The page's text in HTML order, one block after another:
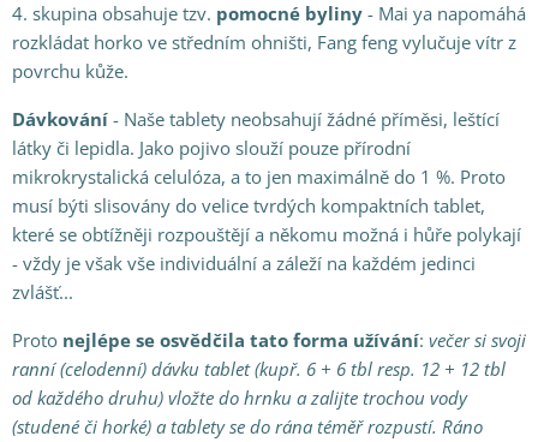
4. skupina obsahuje tzv. pomocné byliny - Mai ya napomáhá
rozkládat horko ve středním ohništi, Fang feng vylučuje vítr z
povrchu kůže.
Dávkování - Naše tablety neobsahují žádné příměsi, leštící
látky či lepidla. Jako pojivo slouží pouze přírodní
mikrokrystalická celulóza, a to jen maximálně do 1 %. Proto
musí býti slisovány do velice tvrdých kompaktních tablet,
které se obtížněji rozpouštějí a někomu možná i hůře polykají
- vždy je však vše individuální a záleží na každém jedinci
zvlášť...
Proto nejlépe se osvědčila tato forma užívání: večer si svoji
ranní (celodenní) dávku tablet (kupř. 6 + 6 tbl resp. 12 + 12 tbl
od každého druhu) vložte do hrnku a zalijte trochou vody
(studené či horké) a tabletyse do rána téměř rozpustí. Ráno